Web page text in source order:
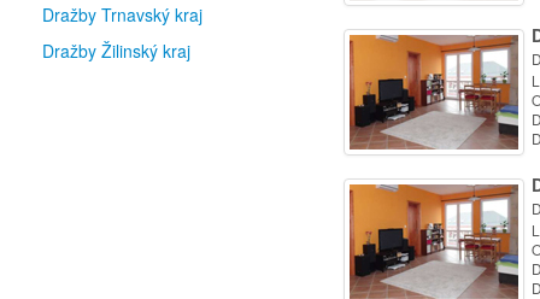
Dražby Trnavský kraj
Dražby Žilinský kraj